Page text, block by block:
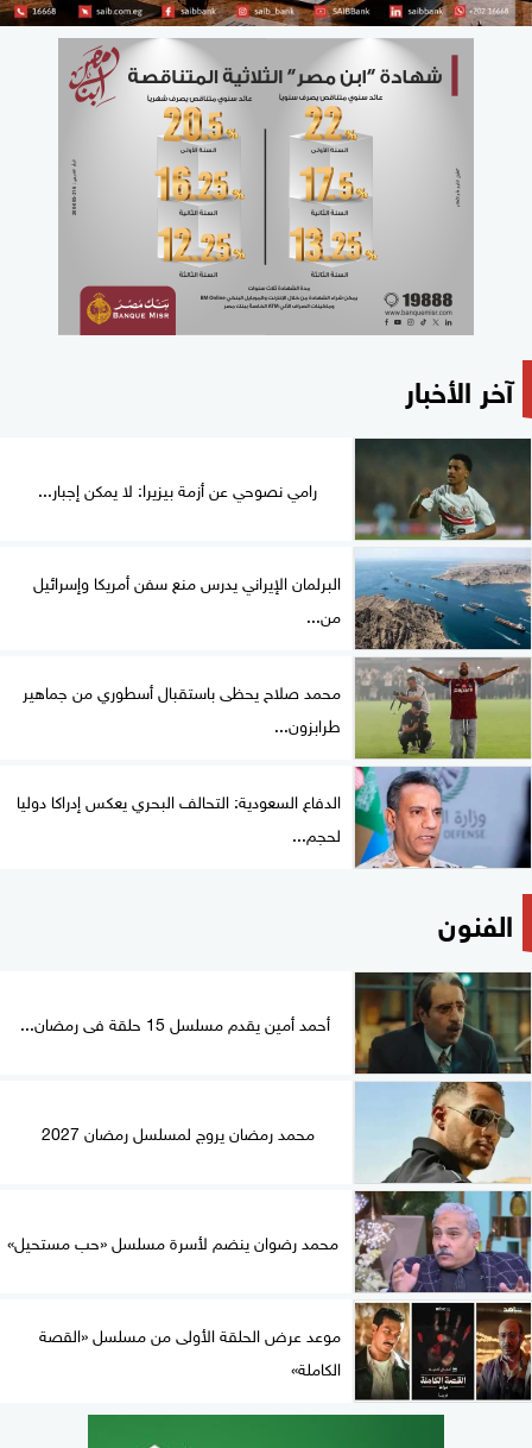
آخر الأخبار
رامي نصوحي عن أزمة بيزيرا: لا يمكن إجبار...
البرلمان الإيراني يدرس منع سفن أمريكا وإسرائيل
من...
محمد صلاح يحظى باستقبال أسطوري من جماهير
طرابزون...
الدفاع السعودية: التحالف البحري يعكس إدراكا دوليا
لحجم...
الفنون
أحمد أمين يقدم مسلسل 15 حلقة فى رمضان...
محمد رمضان يروج لمسلسل رمضان 2027
محمد رضوان ينضم لأسرة مسلسل «حب مستحيل»
موعد عرض الحلقة الأولى من مسلسل «القصة
الكاملة»